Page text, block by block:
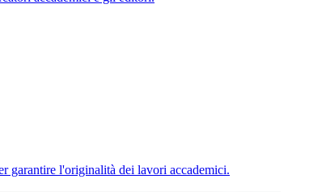
garantire l'originalità dei lavori accademici.